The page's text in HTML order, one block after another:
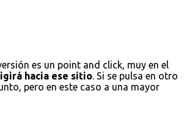
es un point and click, muy en el
hacia ese sitio. Si se pulsa en otro
pero en este caso a una mayor